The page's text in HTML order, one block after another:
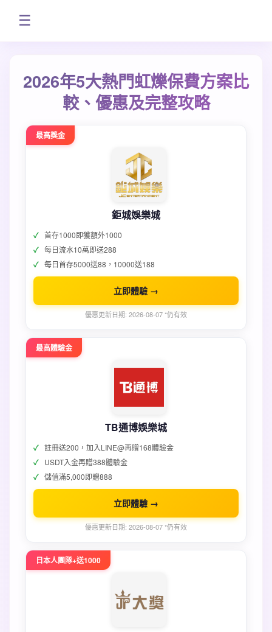
☰
2026年5大熱門虹爍保費方案比
較、優惠及完整攻略
最高獎金
鉅城娛樂城
首存1000即獲額外1000
每日流水10萬即送288
每日首存5000送88，10000送188
立即體驗 →
優惠更新日期: 2026-08-07 *仍有效
最高體驗金
TB通博娛樂城
註冊送200，加入LINE@再贈168體驗金
USDT入金再贈388體驗金
儲值滿5,000即贈888
立即體驗 →
優惠更新日期: 2026-08-07 *仍有效
日本人團隊+送1000